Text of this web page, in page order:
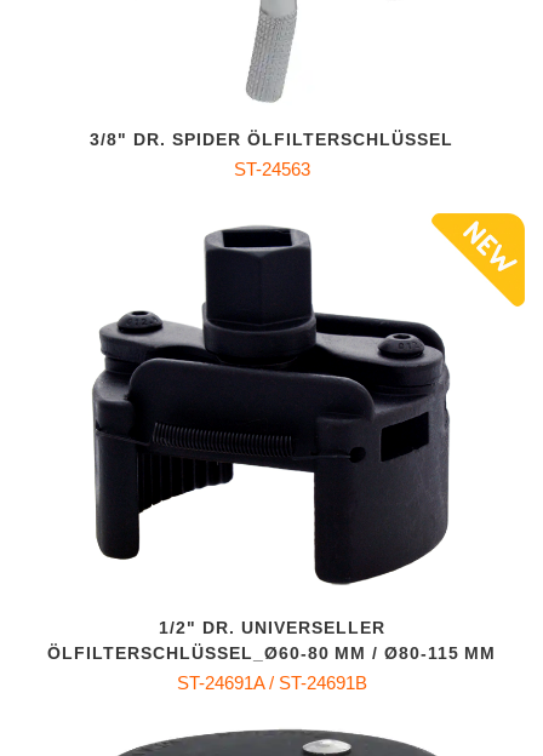
3/8" DR. SPIDER ÖLFILTERSCHLÜSSEL
ST-24563
1/2" DR. UNIVERSELLER
ÖLFILTERSCHLÜSSEL_Ø60‑80 MM / Ø80‑115 MM
ST-24691A / ST-24691B